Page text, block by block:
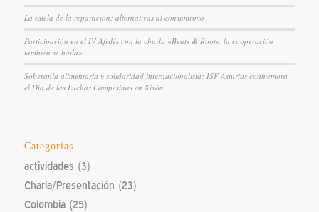
La estela de la reparación: alternativas al consumismo
Participación en el IV Afrilés con la charla «Beats & Roots: la cooperación
también se baila»
Soberanía alimentaria y solidaridad internacionalista: ISF Asturias conmemora
el Día de las Luchas Campesinas en Xixón
Categorías
actividades (3)
Charla/Presentación (23)
Colombia(25)